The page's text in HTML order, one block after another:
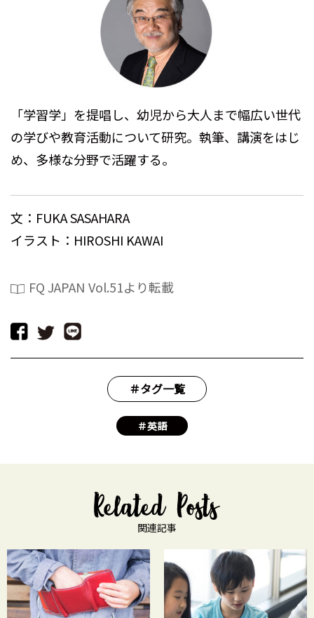
「学習学」を提唱し、幼児から大人まで幅広い世代
の学びや教育活動について研究。執筆、講演をはじ
め、多様な分野で活躍する。
文：FUKA SASAHARA
イラスト：HIROSHI KAWAI
FQ JAPAN Vol.51より転載
＃タグ一覧
＃英語
関連記事